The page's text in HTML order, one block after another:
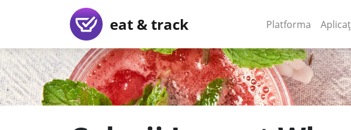
eat & track Platforma (current)